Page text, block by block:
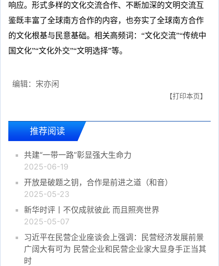
响应。形式多样的文化交流合作、不断加深的文明交流互
鉴既丰富了全球南方合作的内容，也夯实了全球南方合作
的文化根基与民意基础。相关高频词：“文化交流”“传统中
国文化”“文化外交”“文明选择”等。
编辑：宋亦闲
【打印本页】
推荐阅读
共建“一带一路”彰显强大生命力
2025-06-19
开放是破题之钥，合作是前进之道（和音）
2025-05-23
新华时评丨不仅成就彼此 而且照亮世界
2025-05-07
习近平在民营企业座谈会上强调：民营经济发展前景
广阔大有可为 民营企业和民营企业家大显身手正当其
时